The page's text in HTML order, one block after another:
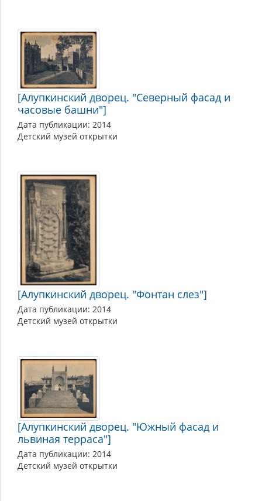
[Алупкинский дворец. "Северный фасад и
часовые башни"]
Дата публикации: 2014
Детский музей открытки
[Алупкинский дворец. "Фонтан слез"]
Дата публикации: 2014
Детский музей открытки
[Алупкинский дворец. "Южный фасад и
львиная терраса"]
Дата публикации: 2014
Детский музей открытки